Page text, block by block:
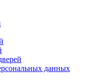
данных